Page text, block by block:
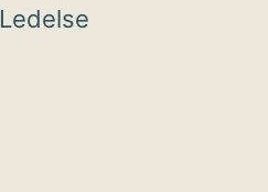
Ledelse